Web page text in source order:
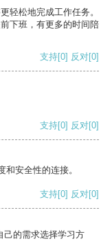
轻松地完成工作任务。
下班，有更多的时间陪
支持[0] 反对[0]
支持[0] 反对[0]
安全性的连接。
支持[0] 反对[0]
己的需求选择学习方